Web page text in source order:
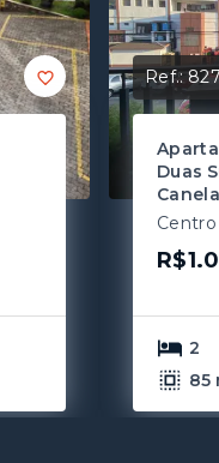
Ref.:
Duas
Canela
Centro
2
85